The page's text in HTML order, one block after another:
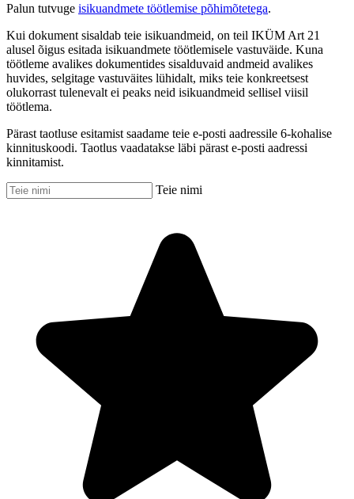
Palun tutvuge isikuandmete töötlemise põhimõtetega.
Kui dokument sisaldab teie isikuandmeid, on teil IKÜM Art 21
alusel õigus esitada isikuandmete töötlemisele vastuväide. Kuna
töötleme avalikes dokumentides sisalduvaid andmeid avalikes
huvides, selgitage vastuväites lühidalt, miks teie konkreetsest
olukorrast tulenevalt ei peaks neid isikuandmeid sellisel viisil
töötlema.
Pärast taotluse esitamist saadame teie e-posti aadressile 6-kohalise
kinnituskoodi. Taotlus vaadatakse läbi pärast e-posti aadressi
kinnitamist.
Teie nimi